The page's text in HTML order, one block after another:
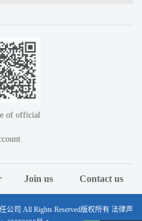
of official
Join us Contact us
公司 All Rights Reserved版权所有 法律声